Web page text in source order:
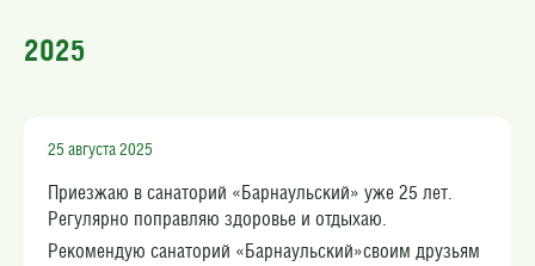
2025
25 августа 2025
Приезжаю в санаторий «Барнаульский» уже 25 лет.
Регулярно поправляю здоровье и отдыхаю.
Рекомендую санаторий «Барнаульский»своим друзьям